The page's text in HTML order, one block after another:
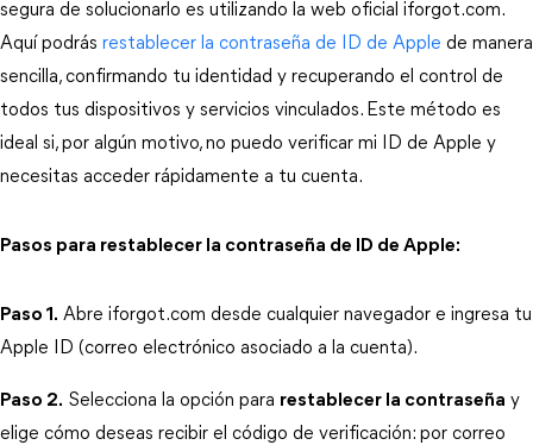
segura de solucionarlo es utilizando la web oficial iforgot.com.
Aquí podrás restablecer la contraseña de ID de Apple de manera
sencilla, confirmando tu identidad y recuperando el control de
todos tus dispositivos y servicios vinculados. Este método es
ideal si, por algún motivo, no puedo verificar mi ID de Apple y
necesitas acceder rápidamente a tu cuenta.
Pasos para restablecer la contraseña de ID de Apple:
Paso 1. Abre iforgot.com desde cualquier navegador e ingresa tu
Apple ID (correo electrónico asociado a la cuenta).
Paso 2. Selecciona la opción para restablecer la contraseña y
elige cómo deseas recibir el código de verificación: por correo